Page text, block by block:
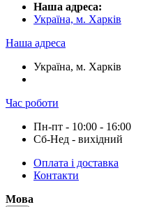
Наша адреса:
Україна, м. Харків
Наша адреса
Україна, м. Харків
Час роботи
Пн-пт - 10:00 - 16:00
Сб-Нед - вихідний
Оплата і доставка
Контакти
Мова